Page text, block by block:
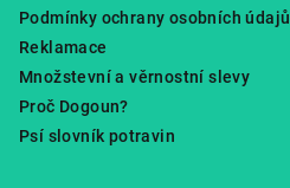
Podmínky ochrany osobních údajů
Reklamace
Množstevní a věrnostní slevy
Proč Dogoun?
Psí slovník potravin